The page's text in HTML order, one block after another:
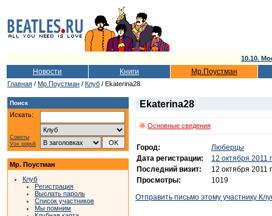
10.10.
Новости Книги Мр.Поустман
Главная / Мр.Поустман / Клуб / Ekaterina28
Поиск
Искать:
Советы
Vox populi
Мр. Поустман
Клуб
Регистрация
Выслать пароль
Список участников
Мы помним
Ekaterina28
Основные сведения
Город:
Люберцы
Дата регистрации:
12 октября 2011
Последний визит:
12 октября 2011
Просмотры:
1019
Отправить письмо этому участнику